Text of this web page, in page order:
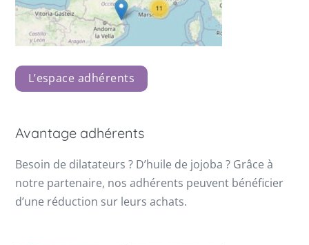
L’espace adhérents
Avantage adhérents
Besoin de dilatateurs ? D’huile de jojoba ? Grâce à
notre partenaire, nos adhérents peuvent bénéficier
d’une réduction sur leurs achats.